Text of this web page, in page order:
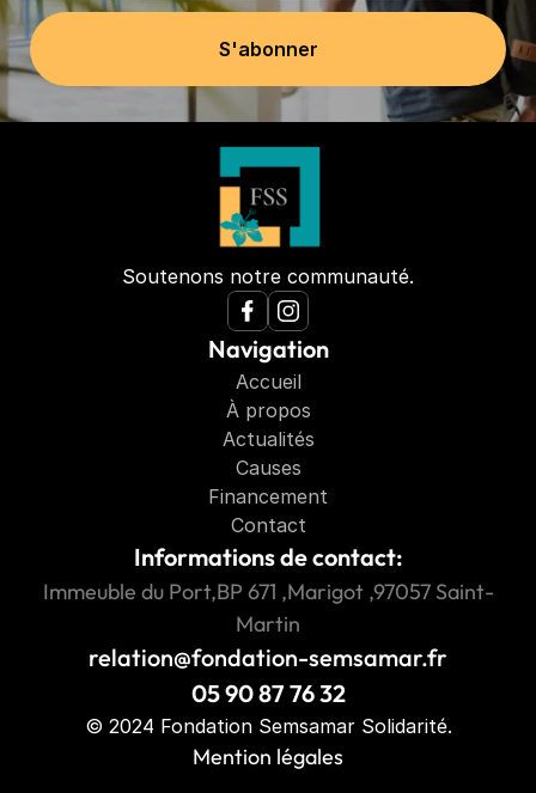
Soutenons notre communauté.
Navigation
Accueil
À propos
Actualités
Causes
Financement
Contact
Informations de contact:
Immeuble du Port,BP 671 ,Marigot ,97057 Saint-
Martin
relation@fondation-semsamar.fr
05 90 87 76 32
© 2024 Fondation Semsamar Solidarité.
Mention légales